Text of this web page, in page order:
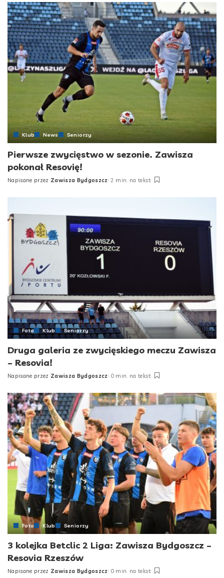
Klub News Seniorzy
Pierwsze zwycięstwo w sezonie. Zawisza
pokonał Resovię!
Napisane przez Zawisza Bydgoszcz 2 min. na tekst
Foto Klub Seniorzy
Druga galeria ze zwycięskiego meczu Zawisza
– Resovia!
Napisane przez Zawisza Bydgoszcz 0 min. na tekst
Foto Klub Seniorzy
3 kolejka Betclic 2 Liga: Zawisza Bydgoszcz –
Resovia Rzeszów
Napisane przez Zawisza Bydgoszcz 0 min. na tekst